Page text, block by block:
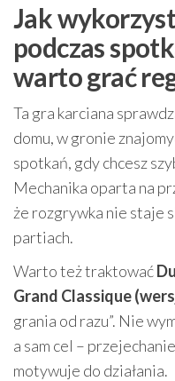
Jak
podczas
warto grać
Ta gra karciana
domu, w gronie
spotkań, gdy chcesz
Mechanika oparta na
że rozgrywka nie staje
partiach.
Warto też traktować
Grand Classique
grania od razu”. Nie
a sam cel –
motywuje do działania.